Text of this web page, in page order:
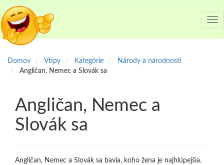
Domov Vtipy Kategórie
Národy a národnosti
Angličan, Nemec a Slovák sa
Angličan, Nemec a
Slovák sa
Angličan, Nemec a Slovák sa bavia, koho žena je najhlúpejšia.